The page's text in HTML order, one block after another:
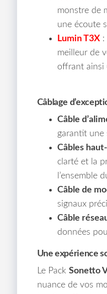
monstre de
une écoute
Lumin T3X:
meilleur de
offrant ainsi
Câblage
Câble
garantit une
Câbles
clarté et la
l’ensemble
Câble de
signaux
Câble
données
Une expérience
Le Pack Sonetto
nuance de vos